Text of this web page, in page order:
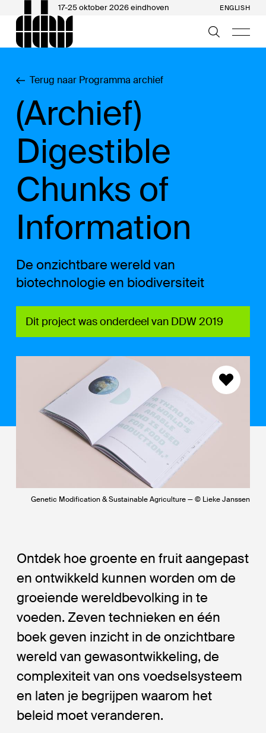
17-25 oktober 2026 eindhoven ENGLISH
Terug naar Programma archief
(Archief)
Digestible
Chunks of
Information
De onzichtbare wereld van
biotechnologie en biodiversiteit
Dit project was onderdeel van DDW 2019
Genetic Modification & Sustainable Agriculture — © Lieke Janssen
Ontdek hoe groente en fruit aangepast
en ontwikkeld kunnen worden om de
groeiende wereldbevolking in te
voeden. Zeven technieken en één
boek geven inzicht in de onzichtbare
wereld van gewasontwikkeling, de
complexiteit van ons voedselsysteem
en laten je begrijpen waarom het
beleid moet veranderen.